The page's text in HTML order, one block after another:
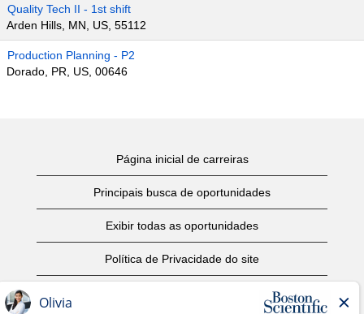
Quality Tech II - 1st shift
Arden Hills, MN, US, 55112
Production Planning - P2
Dorado, PR, US, 00646
Página inicial de carreiras
Principais busca de oportunidades
Exibir todas as oportunidades
Política de Privacidade do site